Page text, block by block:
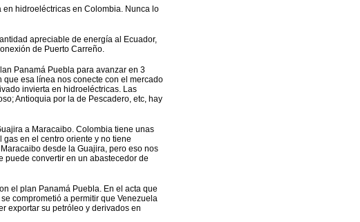
hidroeléctricas en Colombia. Nunca lo
apreciable de energía al Ecuador,
de Puerto Carreño.
Panamá Puebla para avanzar en 3
esa línea nos conecte con el mercado
invierta en hidroeléctricas. Las
Antioquia por la de Pescadero, etc, hay
a Maracaibo. Colombia tiene unas
en el centro oriente y no tiene
desde la Guajira, pero eso nos
puede convertir en un abastecedor de
el plan Panamá Puebla. En el acta que
comprometió a permitir que Venezuela
exportar su petróleo y derivados en